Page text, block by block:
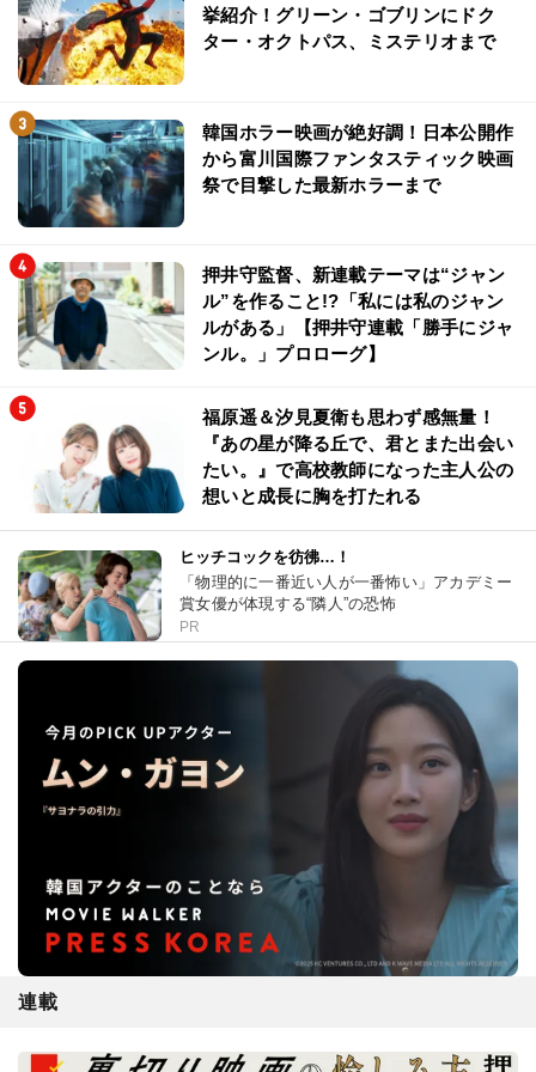
挙紹介！グリーン・ゴブリンにドク
ター・オクトパス、ミステリオまで
韓国ホラー映画が絶好調！日本公開作
から富川国際ファンタスティック映画
祭で目撃した最新ホラーまで
押井守監督、新連載テーマは“ジャン
ル”を作ること!?「私には私のジャン
ルがある」【押井守連載「勝手にジャ
ンル。」プロローグ】
福原遥＆汐見夏衛も思わず感無量！
『あの星が降る丘で、君とまた出会い
たい。』で高校教師になった主人公の
想いと成長に胸を打たれる
ヒッチコックを彷彿…！
「物理的に一番近い人が一番怖い」アカデミー
賞女優が体現する“隣人”の恐怖
PR
連載